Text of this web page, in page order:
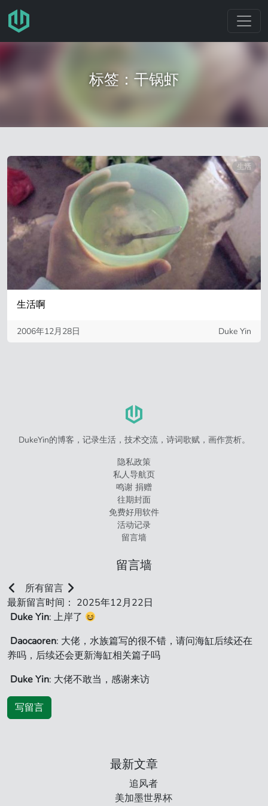
跳转至主要内容
标签：干锅虾
生活
生活啊
2006年12月28日 Duke Yin
DukeYin的博客，记录生活，技术交流，诗词歌赋，画作赏析。
隐私政策
私人导航页
鸣谢 捐赠
往期封面
免费好用软件
活动记录
留言墙
留言墙
所有留言
最新留言时间： 2025年12月22日
Duke Yin: 上岸了
Daocaoren: 大佬，水族篇写的很不错，请问海缸后续还在
养吗，后续还会更新海缸相关篇子吗
Duke Yin: 大佬不敢当，感谢来访
写留言
最新文章
追风者
美加墨世界杯